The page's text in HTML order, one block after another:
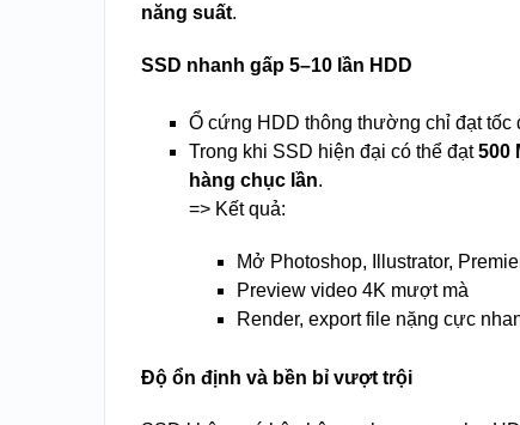
năng suất.
SSD nhanh gấp 5–10 lần HDD
Ổ cứng HDD thông thường chỉ đạt
Trong khi SSD hiện đại có thể đạt500
hàng chục lần.
=> Kết quả:
Mở Photoshop, Illustrator,
Preview video 4K mượt mà
Render, export file nặng cực
Độ ổn định và bền bỉ vượt trội